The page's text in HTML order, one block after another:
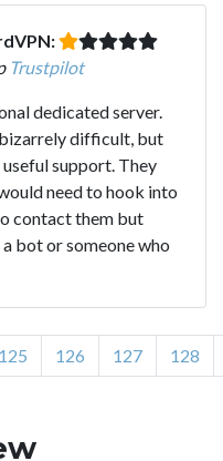
Trustpilot
dedicated server.
difficult, but
support. They
need to hook into
contact them but
bot or someone who
125 126 127 128